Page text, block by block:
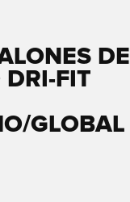
DE
DRI-FIT
GLOBAL